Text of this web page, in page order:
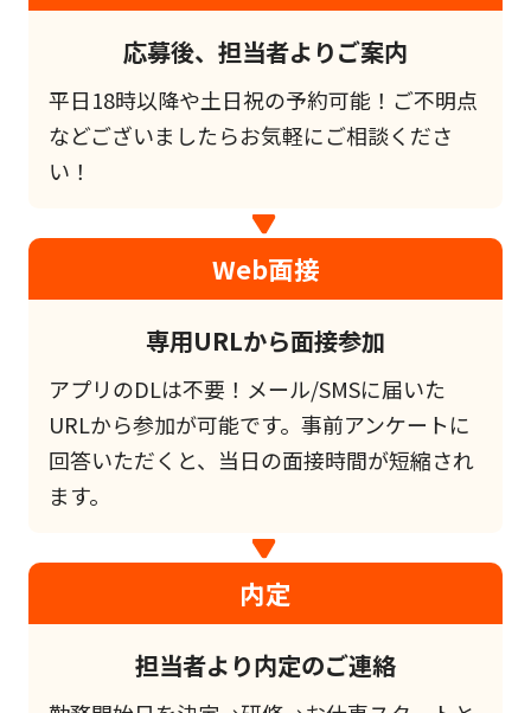
応募後、担当者よりご案内
平日18時以降や土日祝の予約可能！ご不明点
などございましたらお気軽にご相談くださ
い！
Web面接
専用URLから面接参加
アプリのDLは不要！メール/SMSに届いた
URLから参加が可能です。事前アンケートに
回答いただくと、当日の面接時間が短縮され
ます。
内定
担当者より内定のご連絡